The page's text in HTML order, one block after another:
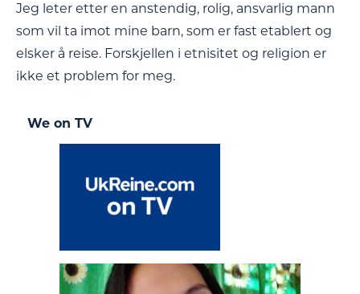
Jeg leter etter en anstendig, rolig, ansvarlig mann
som vil ta imot mine barn, som er fast etablert og
elsker å reise. Forskjellen i etnisitet og religion er
ikke et problem for meg.
We on TV